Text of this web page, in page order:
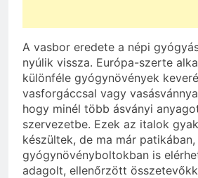
A vasbor eredete a népi
nyúlik vissza. Európa-szerte
különféle gyógynövények
vasforgáccsal vagy
hogy minél több ásványi
szervezetbe. Ezek az italok
készültek, de ma már patikában,
gyógynövényboltokban is
adagolt, ellenőrzött